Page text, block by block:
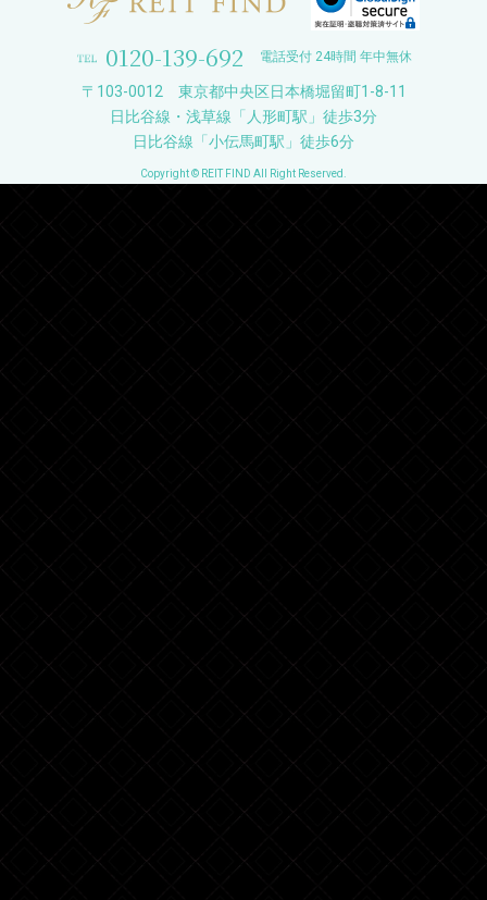
0120-139-692 電話受付 24時間 年中無休
〒103-0012 東京都中央区日本橋堀留町1-8-11
日比谷線・浅草線「人形町駅」徒歩3分
日比谷線「小伝馬町駅」徒歩6分
Copyright © REIT FIND All Right Reserved.